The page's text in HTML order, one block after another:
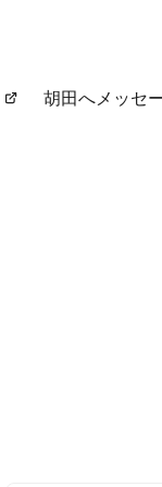
胡田へメッセ